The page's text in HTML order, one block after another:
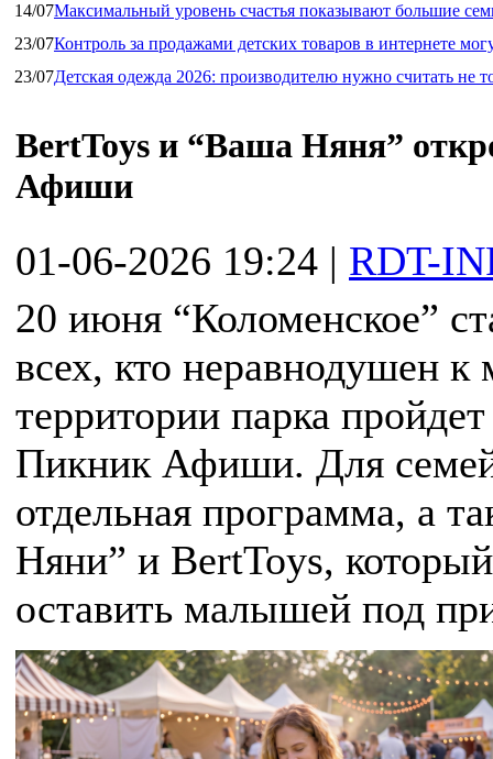
14/07Максимальный уровень счастья показывают большие
23/07Контроль за продажами детских товаров в интернете
23/07Детская одежда 2026: производителю нужно считать не
BertToys и “Ваша Няня”
Афиши
01-06-2026 19:24 | RDT-
20 июня “Коломенское”
всех, кто неравнодушен к
территории парка
Пикник Афиши. Для семей
отдельная программа, а
Няни” и BertToys,
оставить малышей под